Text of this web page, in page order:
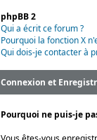
phpBB 2
Qui a écrit ce forum ?
Pourquoi la fonction X
Qui dois-je contacter à
Connexion et
Pourquoi ne puis-je